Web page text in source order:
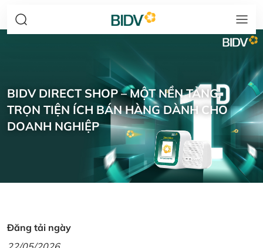
BIDV DIRECT SHOP – MỘT NỀN TẢNG,
TRỌN TIỆN ÍCH BÁN HÀNG DÀNH CHO
DOANH NGHIỆP
Đăng tải ngày